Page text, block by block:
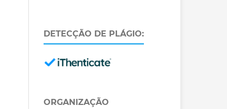
DETECÇÃO DE PLÁGIO:
ORGANIZAÇÃO